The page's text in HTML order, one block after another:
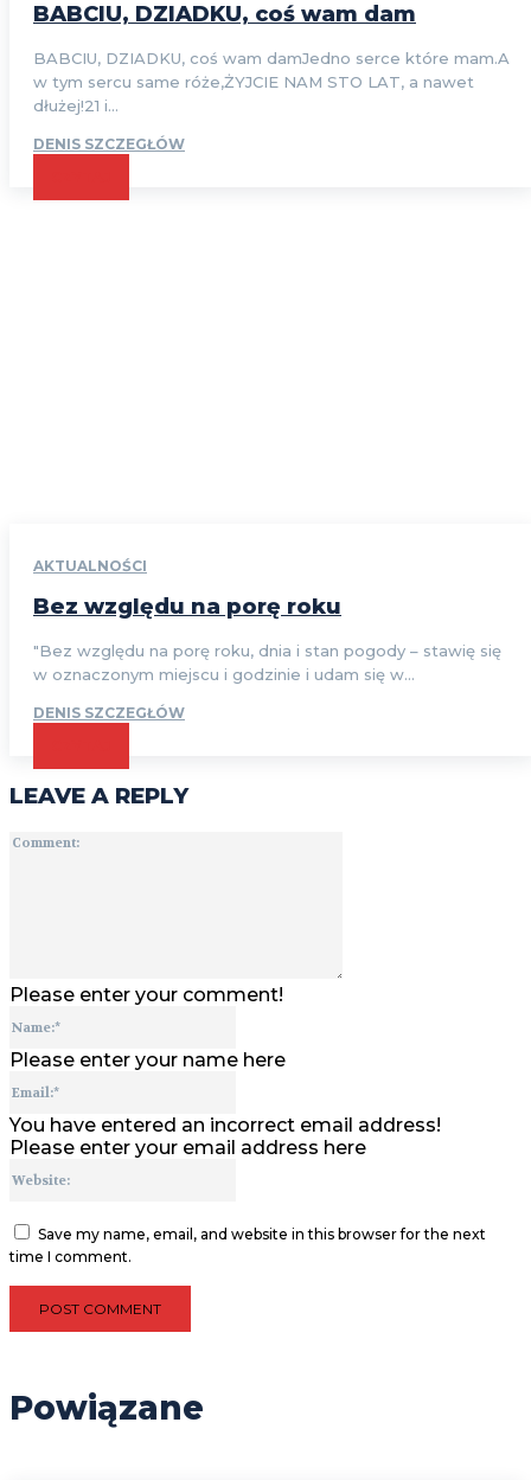
BABCIU, DZIADKU, coś wam dam
BABCIU, DZIADKU, coś wam damJedno serce które mam.A
w tym sercu same róże,ŻYJCIE NAM STO LAT, a nawet
dłużej!21 i...
DENIS SZCZEGŁÓW
AKTUALNOŚCI
Bez względu na porę roku
"Bez względu na porę roku, dnia i stan pogody – stawię się
w oznaczonym miejscu i godzinie i udam się w...
DENIS SZCZEGŁÓW
LEAVE A REPLY
Please enter your comment!
Please enter your name here
You have entered an incorrect email address!
Please enter your email address here
Save my name, email, and website in this browser for the next
time I comment.
Powiązane